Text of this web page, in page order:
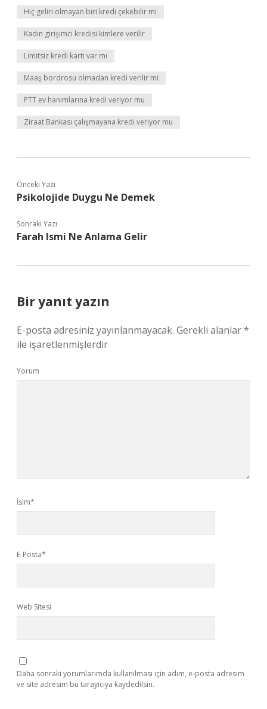
Hiç geliri olmayan biri kredi çekebilir mi
Kadın girişimci kredisi kimlere verilir
Limitsiz kredi kartı var mı
Maaş bordrosu olmadan kredi verilir mi
PTT ev hanımlarına kredi veriyor mu
Ziraat Bankası çalışmayana kredi veriyor mu
Önceki Yazı
Psikolojide Duygu Ne Demek
Sonraki Yazı
Farah Ismi Ne Anlama Gelir
Bir yanıt yazın
E-posta adresiniz yayınlanmayacak. Gerekli alanlar*
ile işaretlenmişlerdir
Yorum
İsim*
E-Posta*
Web Sitesi
Daha sonraki yorumlarımda kullanılması için adım, e-posta adresim
ve site adresim bu tarayıcıya kaydedilsin.